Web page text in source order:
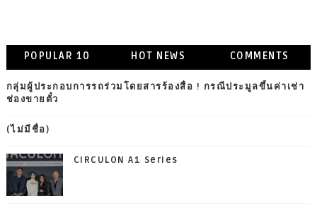
POPULAR 10 HOT NEWS COMMENTS
กลุ่มผู้ประกอบการรถร่วมโดยสารร้องสื่อ ! กรณีประมูลขึ้นค่าเช่า
ช่องขายตั๋ว
(ไม่มีชื่อ)
CIRCULON A1 Series